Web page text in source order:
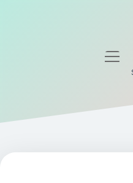
Gizlilik Politikası
Yasal Uyarı